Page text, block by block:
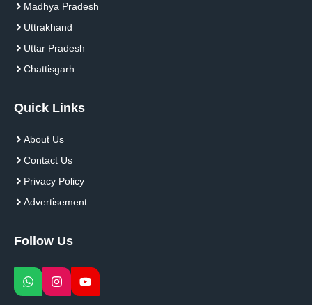
Madhya Pradesh
Uttrakhand
Uttar Pradesh
Chattisgarh
Quick Links
About Us
Contact Us
Privacy Policy
Advertisement
Follow Us